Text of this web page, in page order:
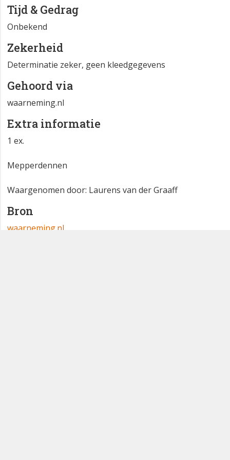
Tijd & Gedrag
Onbekend
Zekerheid
Determinatie zeker, geen kleedgegevens
Gehoord via
waarneming.nl
Extra informatie
1 ex.
Mepperdennen
Waargenomen door: Laurens van der Graaff
Bron
waarneming.nl